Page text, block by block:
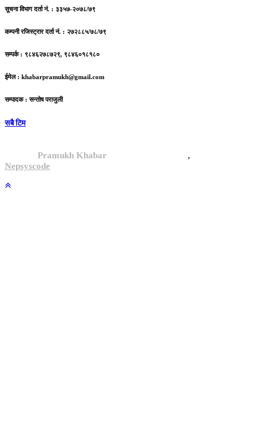
सूचना विभाग दर्ता नं. : ३३५७-२०७८/७९
कम्पनी रजिस्ट्रार दर्ता नं. : २७२८८५/७८/७९
सम्पर्क : ९८४६२७८७२९, ९८४६०१८१८०
ईमेल : khabarpramukh@gmail.com
सम्पादक : सन्तोष पराजुली
सबै टिम
Pramukh Khabar, All rights reserved. ,
Nepsyscode